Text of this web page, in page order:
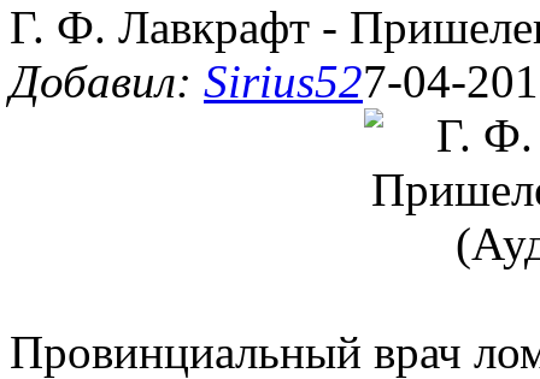
Г. Ф. Лавкрафт -
Добавил: Sirius527-04-
Провинциальный врач